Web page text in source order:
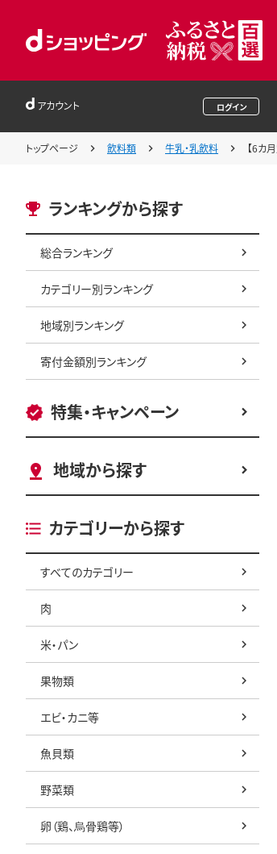
アカウント ログイン
トップページ 飲料類 牛乳・乳飲料 【6カ
ランキングから探す
総合ランキング
カテゴリー別ランキング
地域別ランキング
寄付金額別ランキング
特集・キャンペーン
地域から探す
カテゴリーから探す
すべてのカテゴリー
肉
米・パン
果物類
エビ・カニ等
魚貝類
野菜類
卵（鶏、烏骨鶏等）